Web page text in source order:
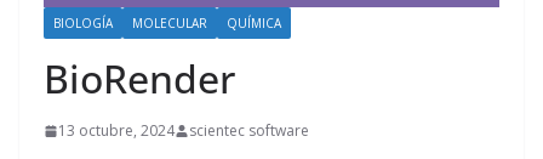
BIOLOGÍA MOLECULAR QUÍMICA
BioRender
13 octubre, 2024 scientec software